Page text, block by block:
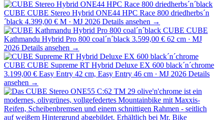
CUBE CUBE Stereo Hybrid ONE44 HPC Race 800 driedherbs´n
´black 4.399,00 € M · MJ 2026 Details ansehen →
CUBE CUBE
Kathmandu Hybrid Pro 800 coal´n´black 3.599,00 € 62 cm · MJ
2026 Details ansehen →
CUBE CUBE Supreme RT Hybrid Deluxe EX 600 black´n´chrome
3.199,00 € Easy Entry 42 cm, Easy Entry 46 cm · MJ 2026 Details
ansehen →